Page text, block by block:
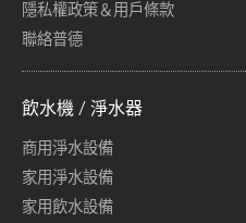
隱私權政策＆用戶條款
聯絡普德
飲水機 / 淨水器
商用淨水設備
家用淨水設備
家用飲水設備